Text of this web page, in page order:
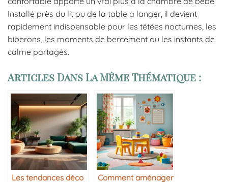
Installé près du lit ou de la table à langer, il devient
rapidement indispensable pour les tétées nocturnes, les
biberons, les moments de bercement ou les instants de
calme partagés.
Articles Dans La Même Thématique :
Les tendances déco
Comment aménager